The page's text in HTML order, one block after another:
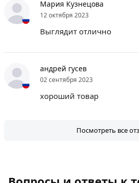
Мария Кузнецова
12 октября 2023
Выглядит отлично
андрей гусев
02 сентября 2023
хороший товар
Посмотреть все